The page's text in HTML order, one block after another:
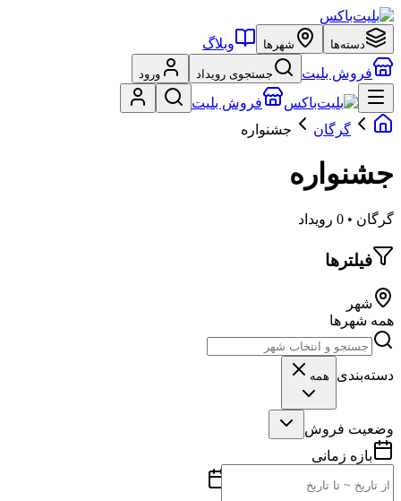
دسته‌ها شهرها
وبلاگ
فروش بلیت
جستجوی رویداد ورود
فروش بلیت
گرگان
جشنواره
جشنواره
گرگان • 0 رویداد
فیلترها
شهر
همه شهرها
دسته‌بندی همه
وضعیت فروش
بازه زمانی